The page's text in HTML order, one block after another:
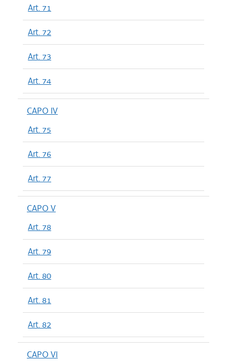
Art. 71
Art. 72
Art. 73
Art. 74
CAPO IV
Art. 75
Art. 76
Art. 77
CAPO V
Art. 78
Art. 79
Art. 80
Art. 81
Art. 82
CAPO VI